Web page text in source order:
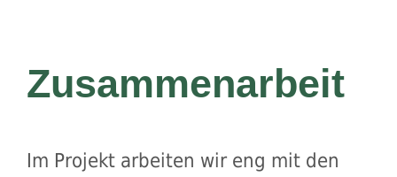
Zusammenarbeit
Im Projekt arbeiten wir eng mit den